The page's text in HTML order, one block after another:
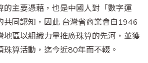
的主要憑藉，也是中國人對「數字運
共同認知，因此 台灣省商業會自1946
地區以組織力量推廣珠算的先河，並獲
算活動，迄今近80年而不輟。